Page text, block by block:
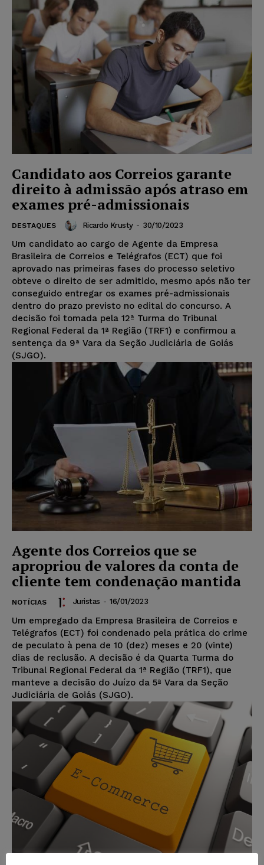
Candidato aos Correios garante
direito à admissão após atraso em
exames pré-admissionais
DESTAQUES Ricardo Krusty - 30/10/2023
Um candidato ao cargo de Agente da Empresa
Brasileira de Correios e Telégrafos (ECT) que foi
aprovado nas primeiras fases do processo seletivo
obteve o direito de ser admitido, mesmo após não ter
conseguido entregar os exames pré-admissionais
dentro do prazo previsto no edital do concurso. A
decisão foi tomada pela 12ª Turma do Tribunal
Regional Federal da 1ª Região (TRF1) e confirmou a
sentença da 9ª Vara da Seção Judiciária de Goiás
(SJGO).
Agente dos Correios que se
apropriou de valores da conta de
cliente tem condenação mantida
NOTÍCIAS Juristas - 16/01/2023
Um empregado da Empresa Brasileira de Correios e
Telégrafos (ECT) foi condenado pela prática do crime
de peculato à pena de 10 (dez) meses e 20 (vinte)
dias de reclusão. A decisão é da Quarta Turma do
Tribunal Regional Federal da 1ª Região (TRF1), que
manteve a decisão do Juízo da 5ª Vara da Seção
Judiciária de Goiás (SJGO).